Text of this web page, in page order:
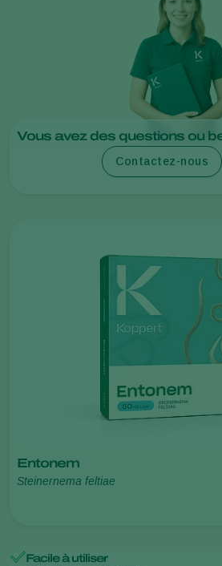
Entonem
Steinernema feltiae
Vous avez des questions ou
Contactez-nous
Facile à utiliser